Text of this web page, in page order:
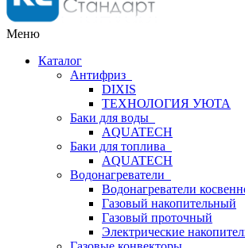
Меню
Каталог
Антифриз
DIXIS
ТЕХНОЛОГИЯ УЮТА
Баки для воды
AQUATECH
Баки для топлива
AQUATECH
Водонагреватели
Водонагреватели
Газовый накопительный
Газовый проточный
Электрические